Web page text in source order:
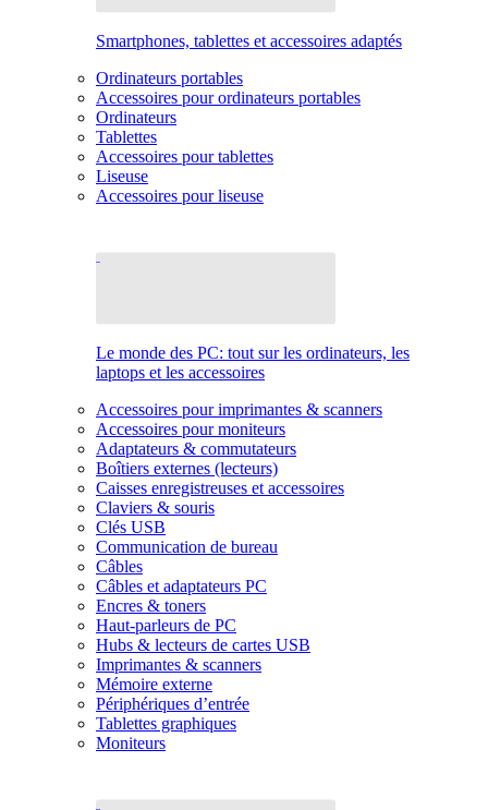
Smartphones, tablettes et accessoires adaptés
Ordinateurs portables
Accessoires pour ordinateurs portables
Ordinateurs
Tablettes
Accessoires pour tablettes
Liseuse
Accessoires pour liseuse
Le monde des PC: tout sur les ordinateurs, les
laptops et les accessoires
Accessoires pour imprimantes & scanners
Accessoires pour moniteurs
Adaptateurs & commutateurs
Boîtiers externes (lecteurs)
Caisses enregistreuses et accessoires
Claviers & souris
Clés USB
Communication de bureau
Câbles
Câbles et adaptateurs PC
Encres & toners
Haut-parleurs de PC
Hubs & lecteurs de cartes USB
Imprimantes & scanners
Mémoire externe
Périphériques d’entrée
Tablettes graphiques
Moniteurs